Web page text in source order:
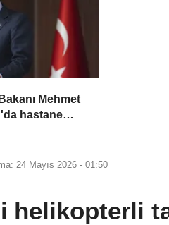
Mehmet
hastane
24 Mayıs 2026 - 01:50
helikopterli